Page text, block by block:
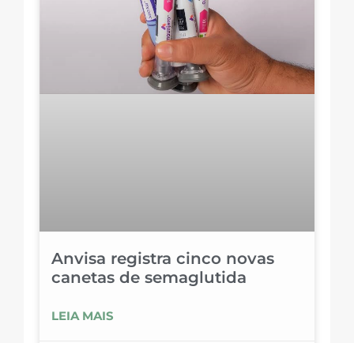
Anvisa registra cinco novas
canetas de semaglutida
LEIA MAIS